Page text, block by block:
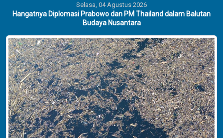
Selasa, 04 Agustus 2026
Hangatnya Diplomasi Prabowo dan PM Thailand dalam Balutan
Budaya Nusantara